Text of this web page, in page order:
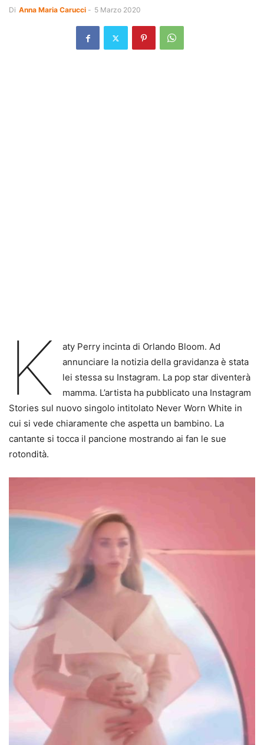
Di Anna Maria Carucci - 5 Marzo 2020
K
aty Perry incinta di Orlando Bloom. Ad
annunciare la notizia della gravidanza è stata
lei stessa su Instagram. La pop star diventerà
mamma. L’artista ha pubblicato una Instagram
Stories sul nuovo singolo intitolato Never Worn White in
cui si vede chiaramente che aspetta un bambino. La
cantante si tocca il pancione mostrando ai fan le sue
rotondità.